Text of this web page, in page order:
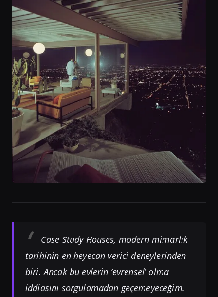
Case Study Houses, modern mimarlık
tarihinin en heyecan verici deneylerinden
biri. Ancak bu evlerin ’evrensel’ olma
iddiasını sorgulamadan geçemeyeceğim.